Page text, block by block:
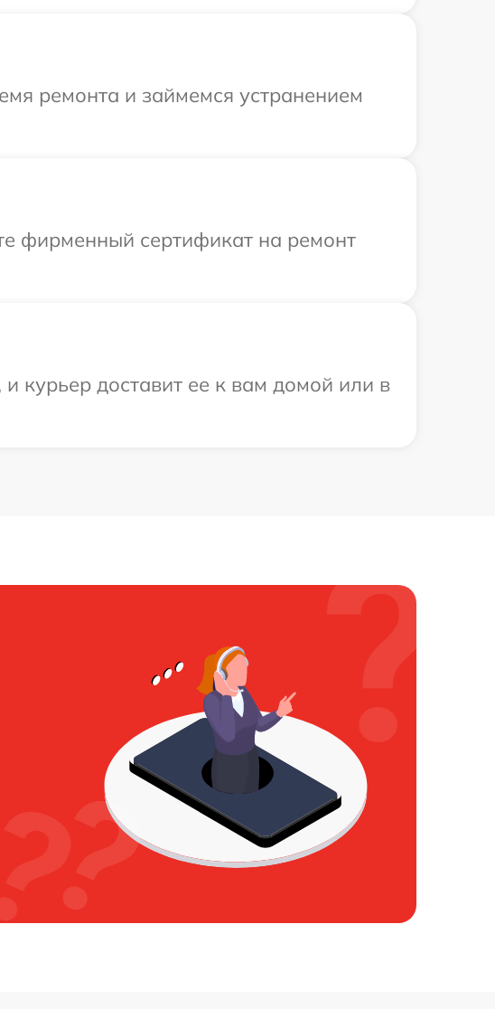
ремонта и займемся устранением
фирменный сертификат на ремонт
курьер доставит ее к вам домой или в